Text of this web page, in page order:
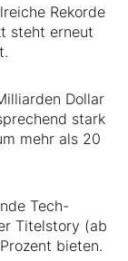
Rekorde
steht erneut
Dollar
stark
mehr als 20
Tech-
Titelstory (ab
bieten.